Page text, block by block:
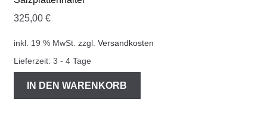
0 Artikel
325,00 €
inkl. 19 % MwSt. zzgl. Versandkosten
Lieferzeit: 3 - 4 Tage
IN DEN WARENKORB